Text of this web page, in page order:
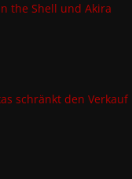
the Shell und Akira
schränkt den Verkauf